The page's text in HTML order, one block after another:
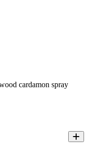
cardamon spray